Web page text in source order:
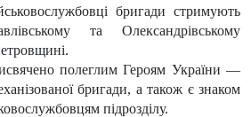
бригади стримують
та Олександрівському
полеглим Героям України —
бригади, а також є знаком
підрозділу.